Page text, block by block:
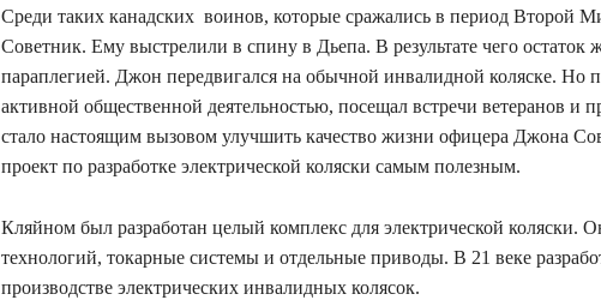
Среди таких канадских воинов, которые сражались в период Второй
Советник. Ему выстрелили в спину в Дьепа. В результате чего
параплегией. Джон передвигался на обычной инвалидной коляске. Но
активной общественной деятельностью, посещал встречи ветеранов и
стало настоящим вызовом улучшить качество жизни офицера Джона
проект по разработке электрической коляски самым полезным.
Кляйном был разработан целый комплекс для электрической коляски.
технологий, токарные системы и отдельные приводы. В 21 веке
производстве электрических инвалидных колясок.